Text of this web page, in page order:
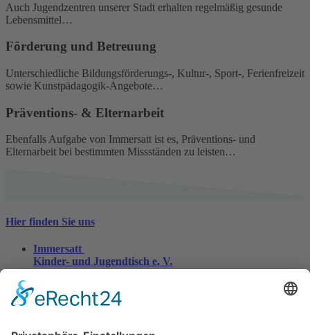
Auch Jugendzentren unserer Stadt erhalten regelmäßig gesunde
Lebensmittel…
Förderung und Betreuung
Unterschiedliche Bildungsförderungs-, Kultur-, Sport-, Ferienfreizeit
sowie Kunstpädagogik-Angebote…
Präventions- & Elternarbeit
Ebenfalls Aufgabe von Immersatt ist es, Präventions- und
Elternarbeit bei bestimmten Missständen zu leisten…
Hier finden Sie uns
Immersatt
Kinder- und Jugendtisch e. V.
47138 Duisburg
0203 - 456796-10